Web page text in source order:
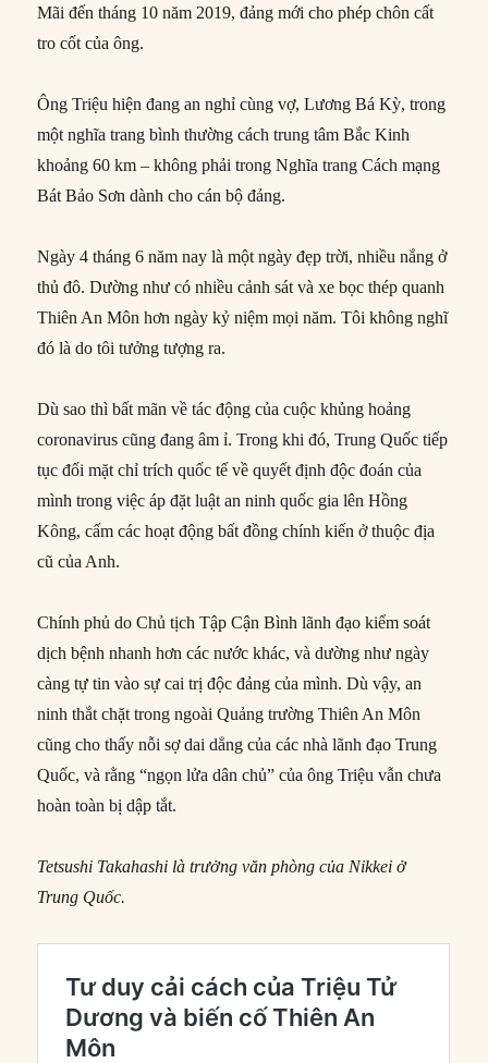
Mãi đến tháng 10 năm 2019, đảng mới cho phép chôn cất
tro cốt của ông.
Ông Triệu hiện đang an nghỉ cùng vợ, Lương Bá Kỳ, trong
một nghĩa trang bình thường cách trung tâm Bắc Kinh
khoảng 60 km – không phải trong Nghĩa trang Cách mạng
Bát Bảo Sơn dành cho cán bộ đảng.
Ngày 4 tháng 6 năm nay là một ngày đẹp trời, nhiều nắng ở
thủ đô. Dường như có nhiều cảnh sát và xe bọc thép quanh
Thiên An Môn hơn ngày kỷ niệm mọi năm. Tôi không nghĩ
đó là do tôi tưởng tượng ra.
Dù sao thì bất mãn về tác động của cuộc khủng hoảng
coronavirus cũng đang âm ỉ. Trong khi đó, Trung Quốc tiếp
tục đối mặt chỉ trích quốc tế về quyết định độc đoán của
mình trong việc áp đặt luật an ninh quốc gia lên Hồng
Kông, cấm các hoạt động bất đồng chính kiến ​​ở thuộc địa
cũ của Anh.
Chính phủ do Chủ tịch Tập Cận Bình lãnh đạo kiểm soát
dịch bệnh nhanh hơn các nước khác, và dường như ngày
càng tự tin vào sự cai trị độc đảng của mình. Dù vậy, an
ninh thắt chặt trong ngoài Quảng trường Thiên An Môn
cũng cho thấy nỗi sợ dai dẳng của các nhà lãnh đạo Trung
Quốc, và rằng “ngọn lửa dân chủ” của ông Triệu vẫn chưa
hoàn toàn bị dập tắt.
Tetsushi Takahashi là trưởng văn phòng của Nikkei ở
Trung Quốc.